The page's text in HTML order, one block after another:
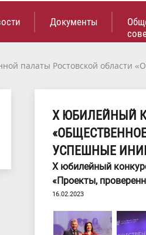
Документы
палаты Ростовской
Х ЮБИЛЕЙНЫЙ
УСПЕШНЫЕ
Х юбилейный
«Проекты,
16.02.2023